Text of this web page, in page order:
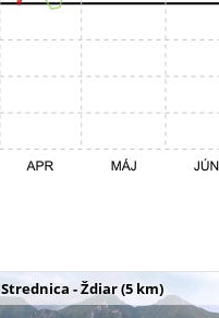
Strednica - Ždiar (5 km)